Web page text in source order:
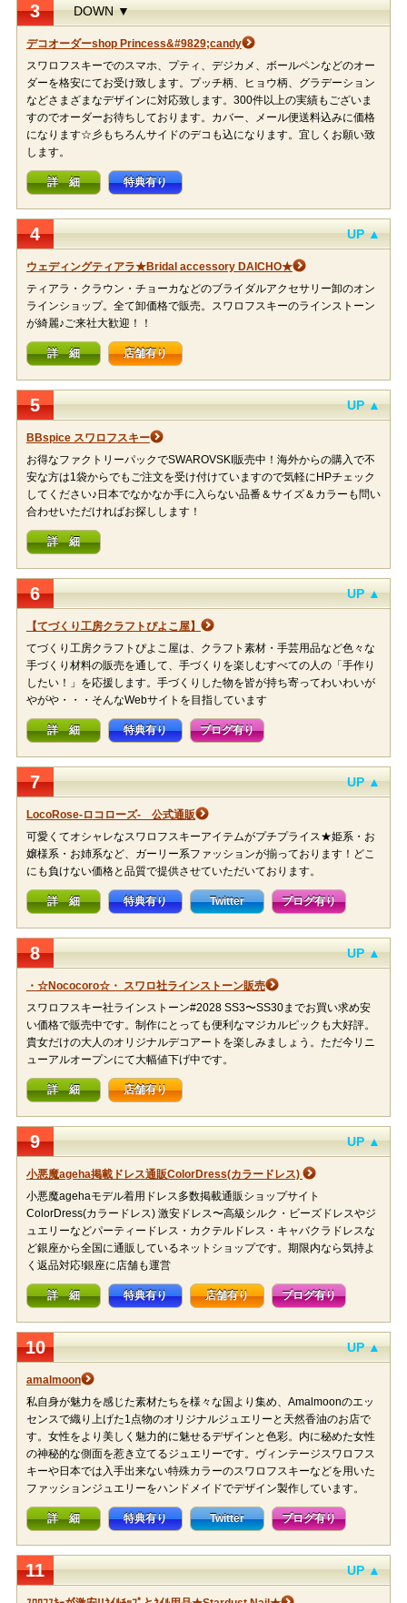
3 DOWN ▼
デコオーダーshop Princess&#9829;candy
スワロフスキーでのスマホ、プティ、デジカメ、ボールペンなどのオー
ダーを格安にてお受け致します。プッチ柄、ヒョウ柄、グラデーション
などさまざまなデザインに対応致します。300件以上の実績もございま
すのでオーダーお待ちしております。カバー、メール便送料込みに価格
になります☆彡もちろんサイドのデコも込になります。宜しくお願い致
します。
詳 細 特典有り
4 UP ▲
ウェディングティアラ★Bridal accessory DAICHO★
ティアラ・クラウン・チョーカなどのブライダルアクセサリー卸のオン
ラインショップ。全て卸価格で販売。スワロフスキーのラインストーン
が綺麗♪ご来社大歓迎！！
詳 細 店舗有り
5 UP ▲
BBspice スワロフスキー
お得なファクトリーパックでSWAROVSKI販売中！海外からの購入で不
安な方は1袋からでもご注文を受け付けていますので気軽にHPチェック
してください♪日本でなかなか手に入らない品番＆サイズ＆カラーも問い
合わせいただければお探しします！
詳 細
6 UP ▲
【てづくり工房クラフトぴよこ屋】
てづくり工房クラフトぴよこ屋は、クラフト素材・手芸用品など色々な
手づくり材料の販売を通して、手づくりを楽しむすべての人の「手作り
したい！」を応援します。手づくりした物を皆が持ち寄ってわいわいが
やがや・・・そんなWebサイトを目指しています
詳 細 特典有り ブログ有り
7 UP ▲
LocoRose-ロコローズ- 公式通販
可愛くてオシャレなスワロフスキーアイテムがプチプライス★姫系・お
嬢様系・お姉系など、ガーリー系ファッションが揃っております！どこ
にも負けない価格と品質で提供させていただいております。
詳 細 特典有り Twitter ブログ有り
8 UP ▲
・☆Nococoro☆・ スワロ社ラインストーン販売
スワロフスキー社ラインストーン#2028 SS3〜SS30までお買い求め安
い価格で販売中です。制作にとっても便利なマジカルピックも大好評。
貴女だけの大人のオリジナルデコアートを楽しみましょう。ただ今リニ
ューアルオープンにて大幅値下げ中です。
詳 細 店舗有り
9 UP ▲
小悪魔ageha掲載ドレス通販ColorDress(カラードレス)
小悪魔agehaモデル着用ドレス多数掲載通販ショップサイト
ColorDress(カラードレス) 激安ドレス〜高級シルク・ビーズドレスやジ
ュエリーなどパーティードレス・カクテルドレス・キャバクラドレスな
ど銀座から全国に通販しているネットショップです。期限内なら気持よ
く返品対応!銀座に店舗も運営
詳 細 特典有り 店舗有り ブログ有り
10 UP ▲
amalmoon
私自身が魅力を感じた素材たちを様々な国より集め、Amalmoonのエッ
センスで織り上げた1点物のオリジナルジュエリーと天然香油のお店で
す。女性をより美しく魅力的に魅せるデザインと色彩。内に秘めた女性
の神秘的な側面を惹き立てるジュエリーです。ヴィンテージスワロフス
キーや日本では入手出来ない特殊カラーのスワロフスキーなどを用いた
ファッションジュエリーをハンドメイドでデザイン製作しています。
詳 細 特典有り Twitter ブログ有り
11 UP ▲